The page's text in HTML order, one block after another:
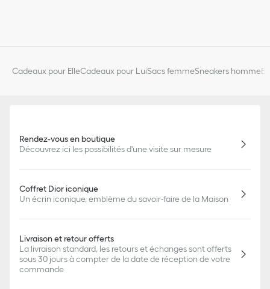
Cadeaux pour ElleCadeaux pour LuiSacs femmeSneakers homme
Rendez-vous en boutique
Découvrez ici les possibilités d'une visite sur mesure
Coffret Dior iconique
Un écrin iconique, emblème du savoir-faire de la Maison
Livraison et retour offerts
La livraison standard, les retours et échanges sont offerts
sous 30 jours à compter de la date de réception de votre
commande